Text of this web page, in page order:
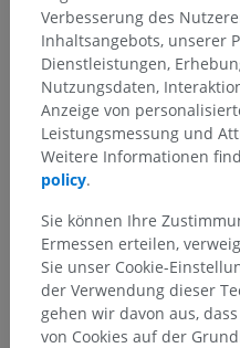
Lateinisches Synonym:Pars
medullare
Definition
Für diese Struktur
Verbesserung des
Inhaltsangebots, unserer
Dienstleistungen,
Nutzungsdaten,
Anzeige von
Leistungsmessung und
Weitere Informationen
policy.
Sie können Ihre
Ermessen erteilen,
Sie unser Cookie-
der Verwendung dieser
gehen wir davon aus,
von Cookies auf der